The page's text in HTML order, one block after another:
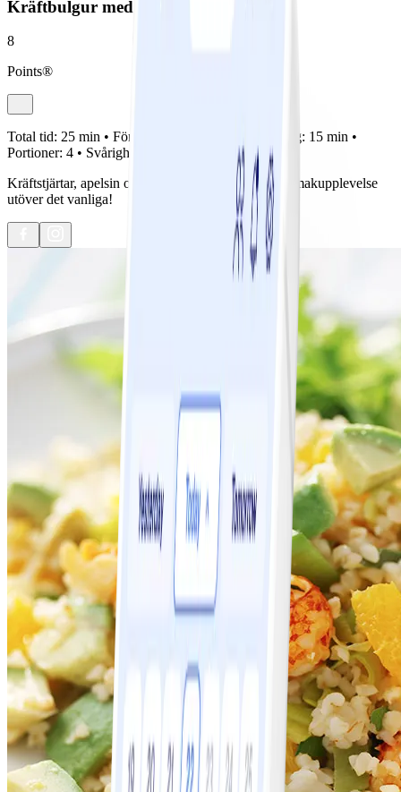
Kräftbulgur med apelsin och avokado
8
Points®
Total tid: 25 min • Förberedelse: Tillagning: 15 min •
Portioner: 4 • Svårighetsgrad:
Kräftstjärtar, apelsin och avokado - en spännande smakupplevelse
utöver det vanliga!